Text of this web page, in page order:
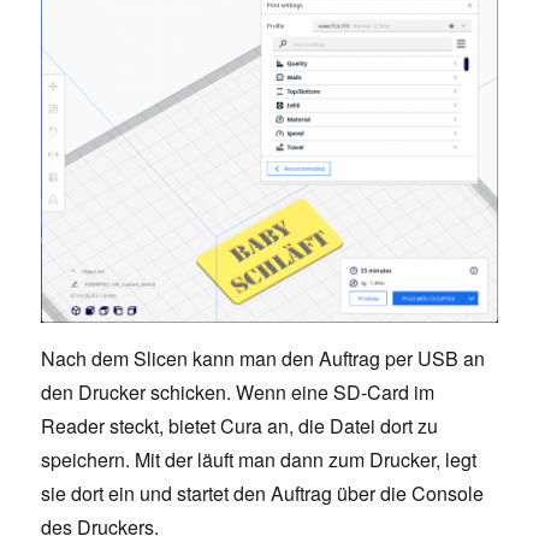
Nach dem Slicen kann man den Auftrag per USB an
den Drucker schicken. Wenn eine SD-Card im
Reader steckt, bietet Cura an, die Datei dort zu
speichern. Mit der läuft man dann zum Drucker, legt
sie dort ein und startet den Auftrag über die Console
des Druckers.